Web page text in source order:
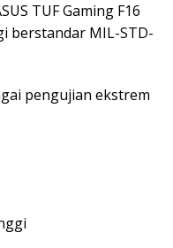
TUF Gaming F16
berstandar MIL-STD-
pengujian ekstrem